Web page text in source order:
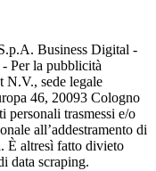
Business Digital -
Per la pubblicità
sede legale
46, 20093 Cologno
personali trasmessi e/o
all’addestramento di
È altresì fatto divieto
data scraping.